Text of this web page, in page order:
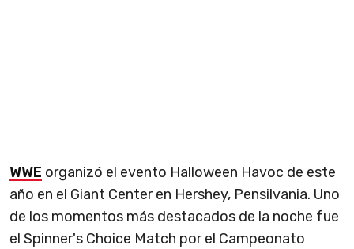
WWE organizó el evento Halloween Havoc de este
año en el Giant Center en Hershey, Pensilvania. Uno
de los momentos más destacados de la noche fue
el Spinner's Choice Match por el Campeonato